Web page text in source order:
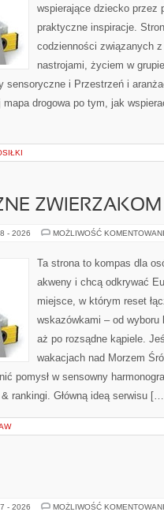
wspierające dziecko przez
praktyczne inspiracje.
codzienności związanych
nastrojami, życiem w
sensoryczne i Przestrzeń i
drogowa po tym, jak
ZWIERZAKOM
- 2026 MOŻLIWOŚĆ
Ta strona to kompas dla
akweny i chcą odkrywać
miejsce, w którym reset
wskazówkami – od wyboru
aż po rozsądne kąpiele.
wakacjach nad Morzem
pomysł w sensowny
rankingi. Główną ideą serwisu
- 2026 MOŻLIWOŚĆ